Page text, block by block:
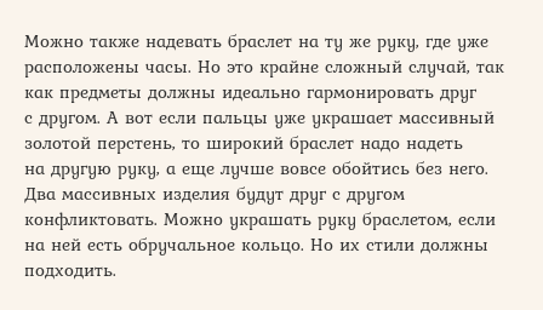
Можно также надевать браслет на ту же руку, где уже
расположены часы. Но это крайне сложный случай, так
как предметы должны идеально гармонировать друг
с другом. А вот если пальцы уже украшает массивный
золотой перстень, то широкий браслет надо надеть
на другую руку, а еще лучше вовсе обойтись без него.
Два массивных изделия будут друг с другом
конфликтовать. Можно украшать руку браслетом, если
на ней есть обручальное кольцо. Но их стили должны
подходить.